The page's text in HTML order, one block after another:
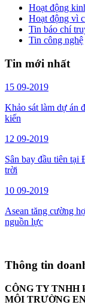
Hoạt động
Hoạt động vì
Tin báo chí
Tin công nghệ
Tin mới nhất
15 09-2019
Khảo sát làm dự án
kiến
12 09-2019
Sân bay đầu tiên tại
trời
10 09-2019
Asean tăng cường
nguồn lực
Thông tin
CÔNG TY TNHH
MÔI TRƯỜNG